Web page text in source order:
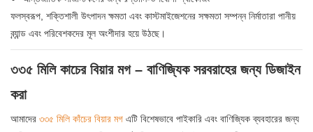
ফলস্বরূপ, শক্তিশালী উৎপাদন ক্ষমতা এবং কাস্টমাইজেশনের সক্ষমতা সম্পন্ন নির্মাতারা পানীয়
ব্র্যান্ড এবং পরিবেশকদের মূল অংশীদার হয়ে উঠছে।
৩৩৫ মিলি কাচের বিয়ার মগ – বাণিজ্যিক সরবরাহের জন্য ডিজাইন
করা
আমাদের ৩৩৫ মিলি কাঁচের বিয়ার মগ এটি বিশেষভাবে পাইকারি এবং বাণিজ্যিক ব্যবহারের জন্য